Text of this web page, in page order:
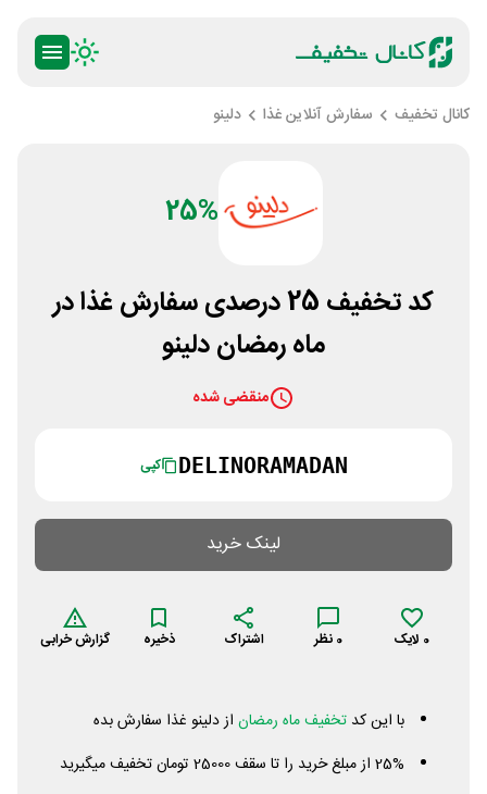
کانال تخفیف سفارش آنلاین غذا دلینو
25%
کد تخفیف 25 درصدی سفارش غذا در
ماه رمضان دلینو
منقضی شده
DELINORAMADAN کپی
لینک خرید
0 لایک 0 نظر اشتراک ذخیره گزارش خرابی
با این کد تخفیف ماه رمضان از دلینو غذا سفارش بده
25% از مبلغ خرید را تا سقف 25000 تومان تخفیف میگیرید